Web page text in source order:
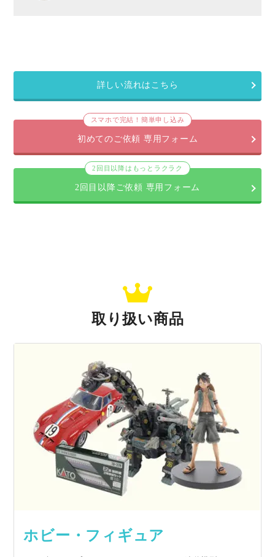
詳しい流れはこちら
スマホで完結！簡単申し込み
初めてのご依頼 専用フォーム
2回目以降はもっとラクラク
2回目以降ご依頼 専用フォーム
取り扱い商品
ホビー・フィギュア